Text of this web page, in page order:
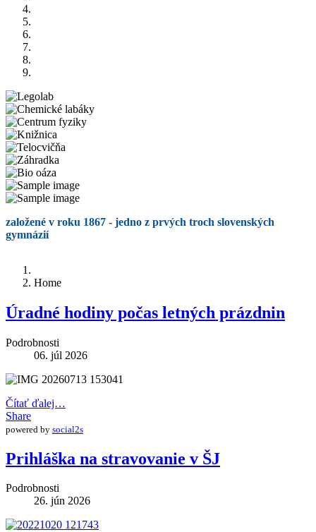
založené v roku 1867 - jedno z prvých troch slovenských
gymnázií
Home
Úradné hodiny počas letných prázdnin
Podrobnosti
06. júl 2026
Čítať ďalej…
Share
powered by social2s
Prihláška na stravovanie v ŠJ
Podrobnosti
26. jún 2026